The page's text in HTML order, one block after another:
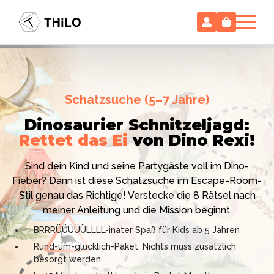
Hollywood-Action im
Kinderzimmer – ohne
Vorbereitungsstress!
Ich bin THiLO, "Dein SPIEGEL"-Bestseller-Autor und
TV-Profi (ZDF "1, 2 oder 3"). Entdecke jetzt meine
Schatzsuchen und Escape Rooms zum Sofort-
Download. Und natürlich meine Ebooks.
Schatzsuche (5–7 Jahre)
Dinosaurier Schnitzeljagd:
Rettet das Ei von Dino Rexi!
Sind dein Kind und seine Partygäste voll im Dino-
Fieber? Dann ist diese Schatzsuche im Escape-Room-
Stil genau das Richtige! Verstecke die 8 Rätsel nach
meiner Anleitung und die Mission beginnt.
BRRRÜÜÜÜÜLLLL-inater Spaß für Kids ab 5 Jahren
Rund-um-glücklich-Paket: Nichts muss zusätzlich
besorgt werden
Escape Room (ab 8 oder 12 Jahre)
Locked-up Agents: Im Labor
des Virologen
Das gab es noch nie: Verwandele dein Zuhause in ein
High-Tech Labor! Unser 24-seitiges PDF enthält alles:
Mission, Agentenausweise, Rätsel und Requisiten.
Knackt den Fall in 90 Minuten!
Kniffliger Rätselspaß für 2 bis 6 Spieler (8 - 11 oder 12–
99 Jahre)
Professionelles PDF: Agentenausweise & Schilder
inklusive